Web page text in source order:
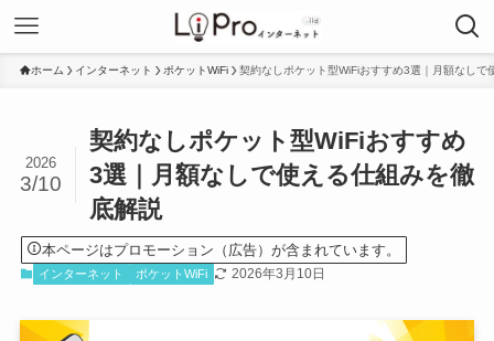
ホーム インターネット ポケットWiFi 契約なしポケット型WiFiおすすめ3選｜月額なしで
契約なしポケット型WiFiおすすめ
3選｜月額なしで使える仕組みを徹
底解説
2026
3/10
本ページはプロモーション（広告）が含まれています。
インターネット ポケットWiFi 2026年3月10日